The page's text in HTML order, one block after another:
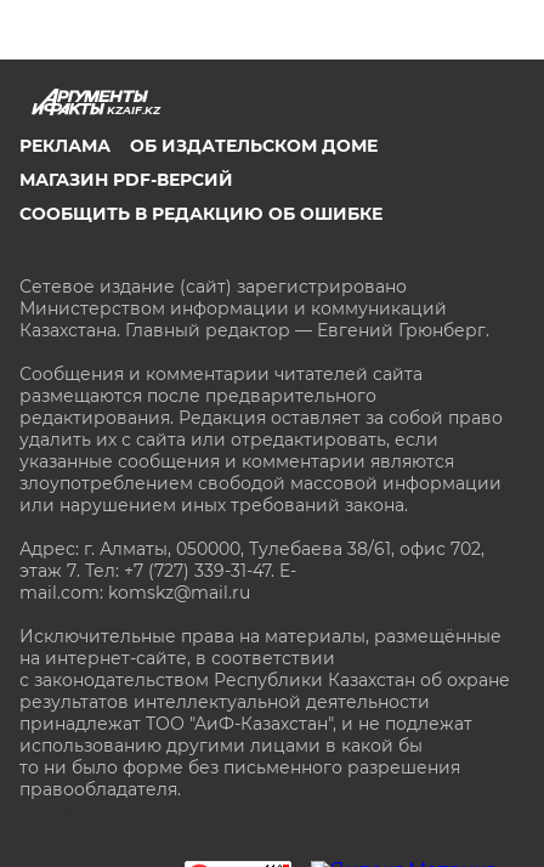
KZAIF.KZ
РЕКЛАМА
ОБ ИЗДАТЕЛЬСКОМ ДОМЕ
МАГАЗИН PDF-ВЕРСИЙ
СООБЩИТЬ В РЕДАКЦИЮ ОБ ОШИБКЕ
Сетевое издание (сайт) зарегистрировано
Министерством информации и коммуникаций
Казахстана. Главный редактор — Евгений Грюнберг.
Сообщения и комментарии читателей сайта
размещаются после предварительного
редактирования. Редакция оставляет за собой право
удалить их с сайта или отредактировать, если
указанные сообщения и комментарии являются
злоупотреблением свободой массовой информации
или нарушением иных требований закона.
Адрес: г. Алматы, 050000, Тулебаева 38/61, офис 702,
этаж 7. Тел: +7 (727) 339-31-47. E-
mail.com: komskz@mail.ru
Исключительные права на материалы, размещённые
на интернет-сайте, в соответствии
с законодательством Республики Казахстан об охране
результатов интеллектуальной деятельности
принадлежат ТОО "АиФ-Казахстан", и не подлежат
использованию другими лицами в какой бы
то ни было форме без письменного разрешения
правообладателя.